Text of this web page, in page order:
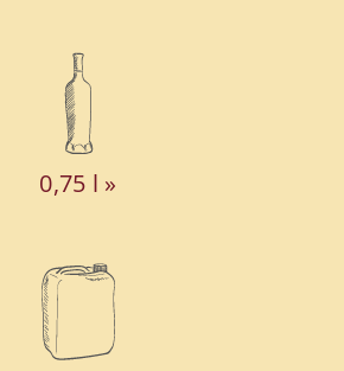
0,75 l »